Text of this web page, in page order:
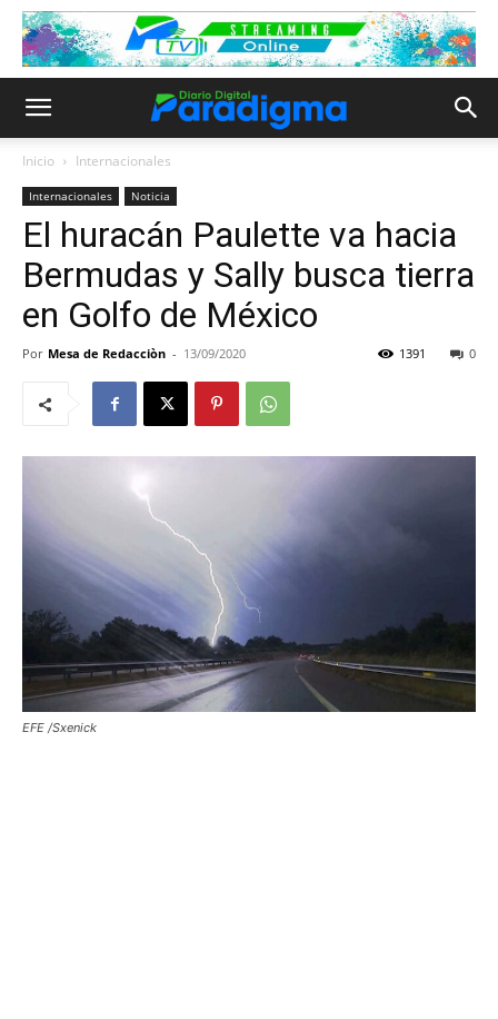
Inicio Internacionales
Internacionales Noticia
El huracán Paulette va hacia
Bermudas y Sally busca tierra
en Golfo de México
Por Mesa de Redacciòn - 13/09/2020 0
1391
EFE /Sxenick